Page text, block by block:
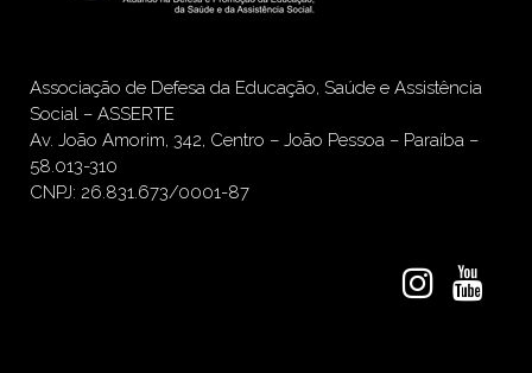
Associação de Defesa da Educação, Saúde e Assistência
Social – ASSERTE
Av. João Amorim, 342, Centro – João Pessoa – Paraíba –
58.013-310
CNPJ: 26.831.673/0001-87